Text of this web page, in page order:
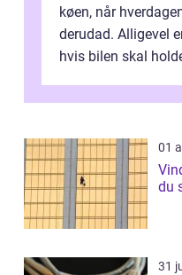
køen, når
derudad. Alligevel
hvis bilen skal
01
du
31